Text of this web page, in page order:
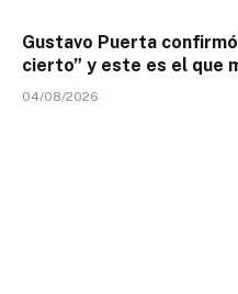
Gustavo Puerta
cierto” y este es el que
04/08/2026